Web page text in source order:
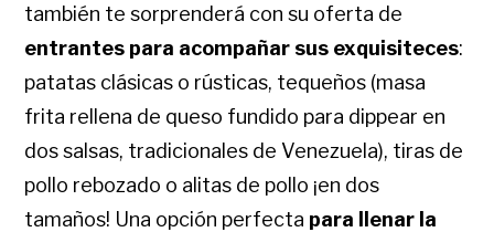
también te sorprenderá con su oferta de
entrantes para acompañar sus exquisiteces:
patatas clásicas o rústicas, tequeños (masa
frita rellena de queso fundido para dippear en
dos salsas, tradicionales de Venezuela), tiras de
pollo rebozado o alitas de pollo ¡en dos
tamaños! Una opción perfecta para llenar la